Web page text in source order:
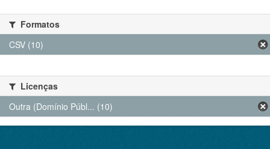
Formatos
CSV (10)
Licenças
Outra (Domínio Públ... (10)